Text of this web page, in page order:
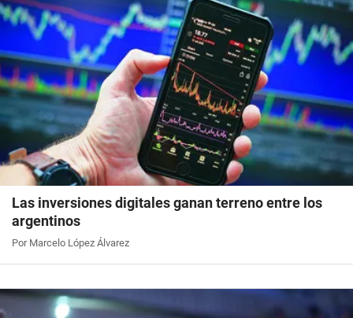
Las inversiones digitales ganan terreno entre los
argentinos
Por Marcelo López Álvarez